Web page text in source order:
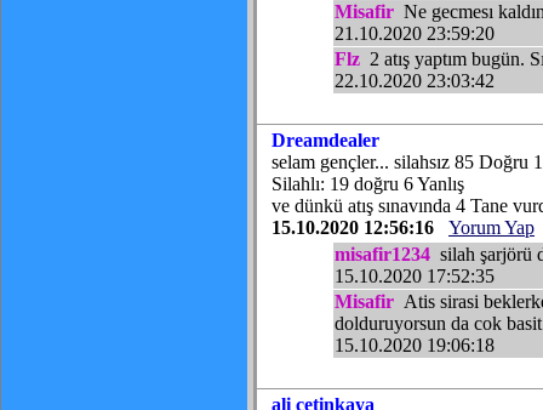
Misafir Ne gecmesı
21.10.2020 23:59:20
Flz 2 atış yaptım bugün.
22.10.2020 23:03:42
Dreamdealer
selam gençler... silahsız 85 Doğru
Silahlı: 19 doğru 6 Yanlış
ve dünkü atış sınavında 4 Tane
15.10.2020 12:56:16
Yorum Yap
misafir1234 silah şarjörü
15.10.2020 17:52:35
Misafir Atis sirasi
dolduruyorsun da cok
15.10.2020 19:06:18
ali çetinkaya